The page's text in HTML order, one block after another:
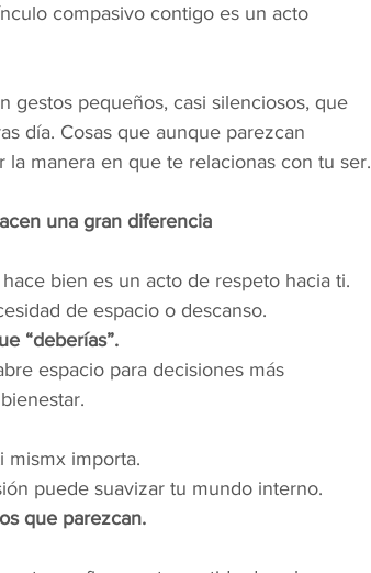
compasivo contigo es un acto
gestos pequeños, casi silenciosos, que
día. Cosas que aunque parezcan
manera en que te relacionas con tu ser.
una gran diferencia
bien es un acto de respeto hacia ti.
de espacio o descanso.
“deberías”.
espacio para decisiones más
mismx importa.
puede suavizar tu mundo interno.
que parezcan.